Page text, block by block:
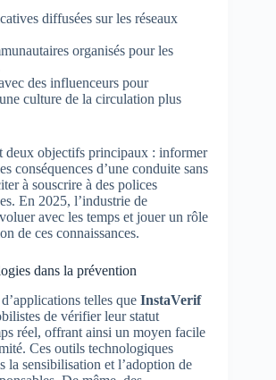
diffusées sur les réseaux
organisés pour les
des influenceurs pour
culture de la circulation plus
deux objectifs principaux : informer
conséquences d’une conduite sans
à souscrire à des polices
En 2025, l’industrie de
avec les temps et jouer un rôle
de ces connaissances.
dans la prévention
telles que InstaVerif
de vérifier leur statut
réel, offrant ainsi un moyen facile
Ces outils technologiques
la sensibilisation et l’adoption de